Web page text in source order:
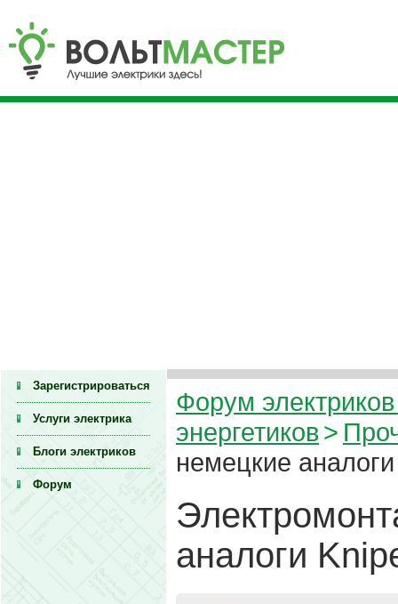
Зарегистрироваться
Услуги электрика
Блоги электриков
Форум
Форум
энергетиков>
немецкие
аналоги